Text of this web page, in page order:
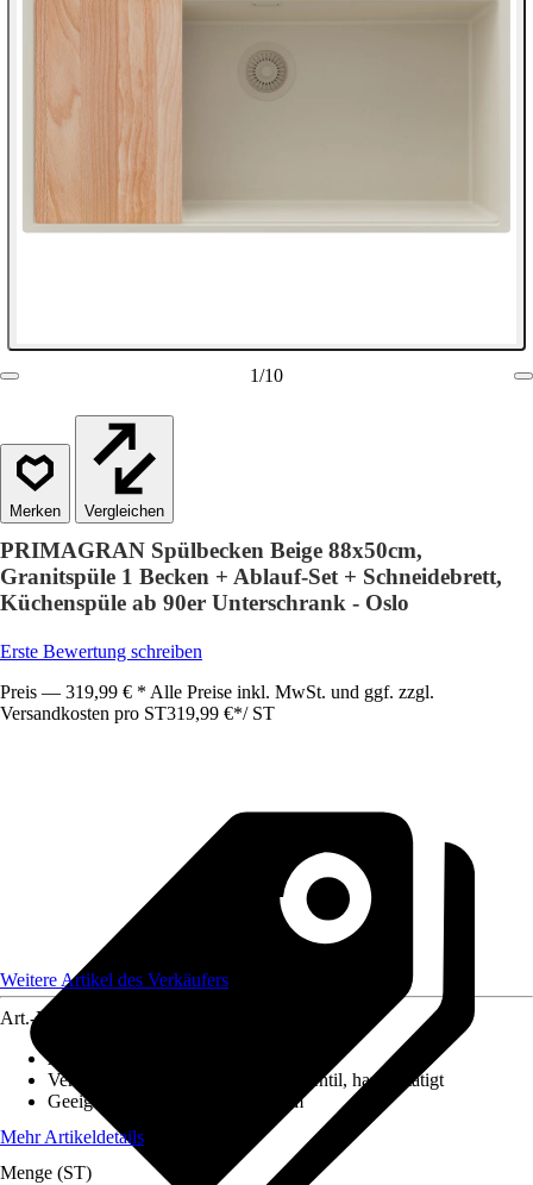
1/10
Vergleichen
PRIMAGRAN Spülbecken Beige 88x50cm,
Granitspüle 1 Becken + Ablauf-Set + Schneidebrett,
Küchenspüle ab 90er Unterschrank - Oslo
Erste Bewertung schreiben
Preis — 319,99 € * Alle Preise inkl. MwSt. und ggf. zzgl.
Versandkosten pro ST319,99 €*/ ST
Weitere Artikel des Verkäufers
Art.-Nr.
Ausführung
Ventilausstattung
3 ½" Körbchenventil, handbetätigt
Geeignet für
Unterschrank 90 cm
Mehr Artikeldetails
Menge (ST)